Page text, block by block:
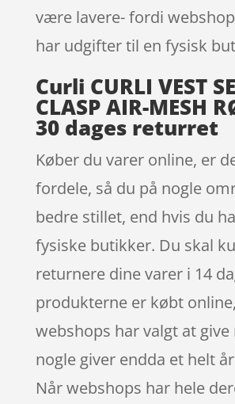
være lavere- fordi
har udgifter til en fysisk
Curli CURLI VEST
CLASP AIR-MESH
30 dages returret
Køber du varer online, er
fordele, så du på nogle
bedre stillet, end hvis du
fysiske butikker. Du skal
returnere dine varer i 14
produkterne er købt
webshops har valgt at give
nogle giver endda et helt
Når webshops har hele